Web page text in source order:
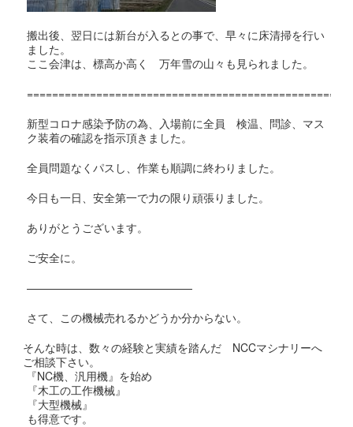
搬出後、翌日には新台が入るとの事で、早々に床清掃を行い
ました。
ここ会津は、標高か高く 万年雪の山々も見られました。
===================================================
新型コロナ感染予防の為、 入場前に全員 検温、問診、マス
ク装着の確認を指示頂きました。
全員問題なくパスし、作業も順調に終わりました。
今日も一日、安全第一で力の限り頑張りました。
ありがとうございます。
ご安全に。
———————————————
さて、この機械売れるかどうか分からない。
そんな時は、数々の経験と実績を踏んだ NCCマシナリーへ
ご相談下さい。
『NC機、汎用機』を始め
『木工の工作機械』
『大型機械』
も得意です。